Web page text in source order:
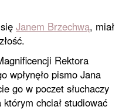
sięJanem Brzechwą, miał
Rektora
wpłynęło pismo Jana
go w poczet słuchaczy
chciał studiować